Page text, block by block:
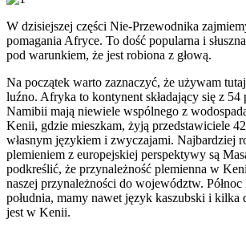
W dzisiejszej części Nie-Przewodnika
pomagania Afryce. To dość popularna i
pod warunkiem, że jest robiona z głową.
Na początek warto zaznaczyć, że używam
luźno. Afryka to kontynent składający się z 54
Namibii mają niewiele wspólnego z
Kenii, gdzie mieszkam, żyją przedstawiciele
własnym językiem i zwyczajami. Najbardziej
plemieniem z europejskiej perspektywy są
podkreślić, że przynależność plemienna w
naszej przynależności do województw.
południa, mamy nawet język kaszubski i kilka
jest w Kenii.